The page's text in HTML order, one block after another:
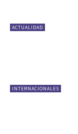
ACTUALIDAD
INTERNACIONALES